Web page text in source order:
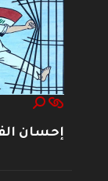
إحسان